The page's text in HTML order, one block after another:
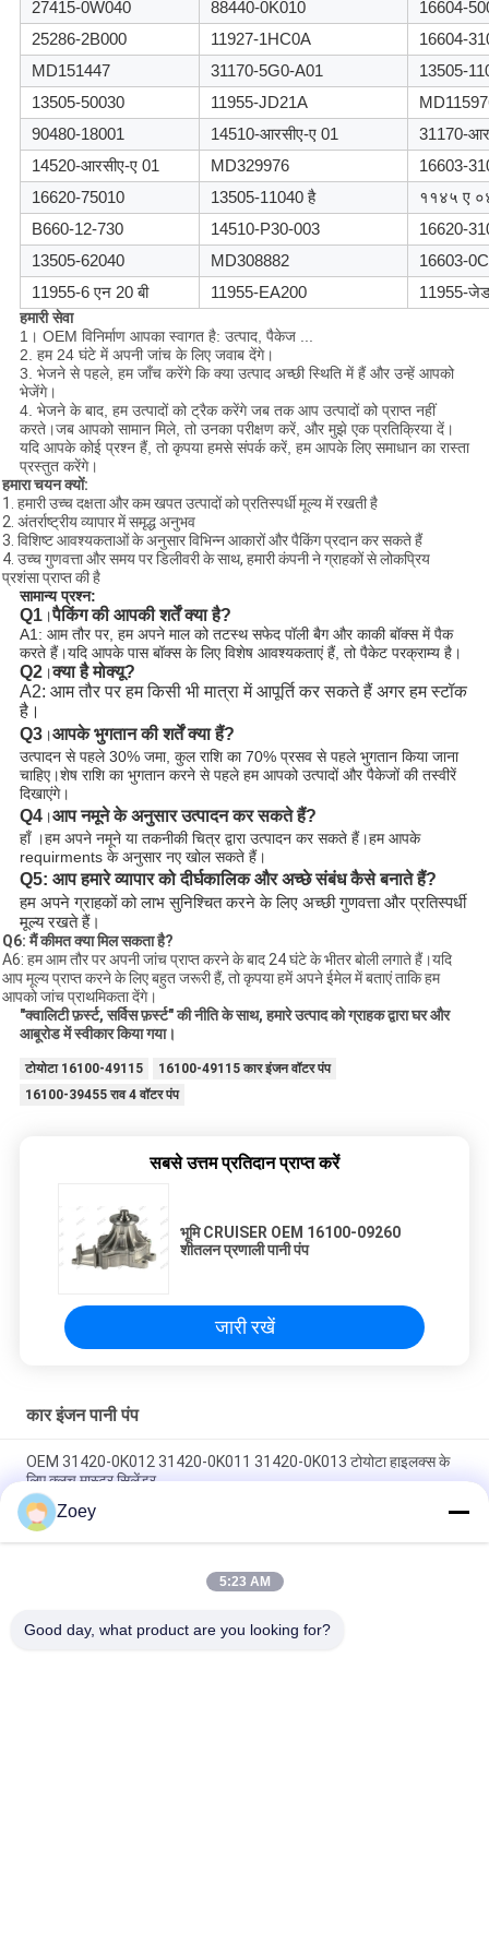
27415-0W040
88440-0K010
16604-
25286-2B000
11927-1HC0A
16604-
MD151447
31170-5G0-A01
13505-
13505-50030
11955-JD21A
90480-18001
14510-आरसीए-ए 01
31170-
14520-आरसीए-ए 01
MD329976
16603-
16620-75010
13505-11040 है
११४५ ए
B660-12-730
14510-P30-003
16620-
13505-62040
MD308882
16603-
11955-6 एन 20 बी
11955-EA200 11955-
हमारी सेवा
1 । OEM विनिर्माण आपका स्वागत है: उत्पाद, पैकेज ...
2. हम 24 घंटे में अपनी जांच के लिए जवाब देंगे।
3. भेजने से पहले, हम जाँच करेंगे कि क्या उत्पाद अच्छी स्थिति में हैं और उन्हें आपको
भेजेंगे।
4. भेजने के बाद, हम उत्पादों को ट्रैक करेंगे जब तक आप उत्पादों को प्राप्त नहीं
करते।जब आपको सामान मिले, तो उनका परीक्षण करें, और मुझे एक प्रतिक्रिया दें।
यदि आपके कोई प्रश्न हैं, तो कृपया हमसे संपर्क करें, हम आपके लिए समाधान का रास्ता
प्रस्तुत करेंगे।
हमारा चयन क्यों:
1. हमारी उच्च दक्षता और कम खपत उत्पादों को प्रतिस्पर्धी मूल्य में रखती है
2. अंतर्राष्ट्रीय व्यापार में समृद्ध अनुभव
3. विशिष्ट आवश्यकताओं के अनुसार विभिन्न आकारों और पैकिंग प्रदान कर सकते हैं
4. उच्च गुणवत्ता और समय पर डिलीवरी के साथ, हमारी कंपनी ने ग्राहकों से लोकप्रिय
प्रशंसा प्राप्त की है
सामान्य प्रश्न:
Q1।पैकिंग की आपकी शर्तें क्या है?
A1: आम तौर पर, हम अपने माल को तटस्थ सफेद पॉली बैग और काकी बॉक्स में पैक
करते हैं।यदि आपके पास बॉक्स के लिए विशेष आवश्यकताएं हैं, तो पैकेट परक्राम्य है।
Q2।क्या है मोक्यू?
A2: आम तौर पर हम किसी भी मात्रा में आपूर्ति कर सकते हैं अगर हम स्टॉक
है।
Q3।आपके भुगतान की शर्तें क्या हैं?
उत्पादन से पहले 30% जमा, कुल राशि का 70% प्रसव से पहले भुगतान किया जाना
चाहिए।शेष राशि का भुगतान करने से पहले हम आपको उत्पादों और पैकेजों की तस्वीरें
दिखाएंगे।
Q4।आप नमूने के अनुसार उत्पादन कर सकते हैं?
हाँ ।हम अपने नमूने या तकनीकी चित्र द्वारा उत्पादन कर सकते हैं।हम आपके
requirments के अनुसार नए खोल सकते हैं।
Q5: आप हमारे व्यापार को दीर्घकालिक और अच्छे संबंध कैसे बनाते हैं?
हम अपने ग्राहकों को लाभ सुनिश्चित करने के लिए अच्छी गुणवत्ता और प्रतिस्पर्धी
मूल्य रखते हैं।
Q6: मैं कीमत क्या मिल सकता है?
A6: हम आम तौर पर अपनी जांच प्राप्त करने के बाद 24 घंटे के भीतर बोली लगाते हैं।यदि
आप मूल्य प्राप्त करने के लिए बहुत जरूरी हैं, तो कृपया हमें अपने ईमेल में बताएं ताकि हम
आपको जांच प्राथमिकता देंगे।
"क्वालिटी फ़र्स्ट, सर्विस फ़र्स्ट" की नीति के साथ, हमारे उत्पाद को ग्राहक द्वारा घर और
आबूरोड में स्वीकार किया गया।
टोयोटा 16100-49115
16100-49115 कार इंजन वॉटर पंप
16100-39455 राव 4 वॉटर पंप
सबसे उत्तम प्रतिदान प्राप्त करें
भूमि CRUISER OEM 16100-09260
शीतलन प्रणाली पानी पंप
जारी रखें
कार इंजन पानी पंप
OEM 31420-0K012 31420-0K011 31420-0K013 टोयोटा हाइलक्स के
लिए क्लच मास्टर सिलेंडर
OEM PQH500060 LR013506 लैंड रोवर डिस्कवरी 276DT 306DT के लिए
बेल्ट टेन्शनर
ओईएम 12204-20040 12204-20020 12204-31030 वाल्व, टोयोटा
Zoey
5:23 AM
Good day, what product are you looking for?